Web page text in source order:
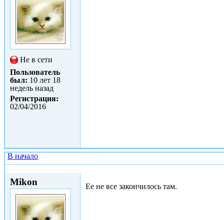
Не в сети
Пользователь
был: 10 лет 18
недель назад
Регистрация:
02/04/2016
В начало
Mikon Ее не все закончилось там.